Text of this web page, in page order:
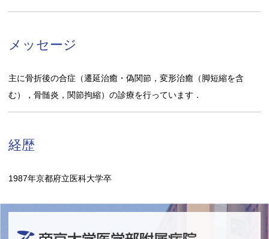
メッセージ
主に骨折後の合症（遷延治癒・偽関節，変形治癒（脚短縮を含
む），骨髄炎，関節拘縮）の診療を行っています．
経歴
1987年京都府立医科大学卒